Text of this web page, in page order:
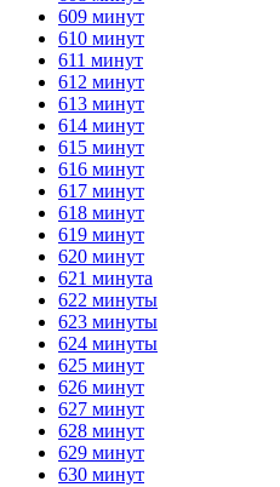
609 минут
610 минут
611 минут
612 минут
613 минут
614 минут
615 минут
616 минут
617 минут
618 минут
619 минут
620 минут
621 минута
622 минуты
623 минуты
624 минуты
625 минут
626 минут
627 минут
628 минут
629 минут
630 минут